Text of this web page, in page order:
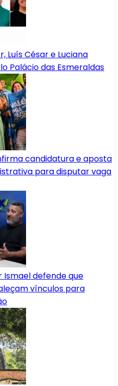
Luís César e Luciana
Palácio das Esmeraldas
candidatura e aposta
para disputar vaga
Ismael defende que
vínculos para